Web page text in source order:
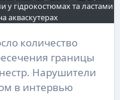
гідрокостюмах та ластами
акваскутерах
границы
Нарушители
в интервью